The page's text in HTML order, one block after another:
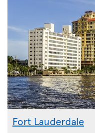
Fort Lauderdale